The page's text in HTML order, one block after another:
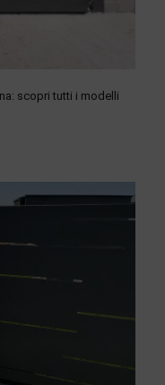
scopri tutti i modelli